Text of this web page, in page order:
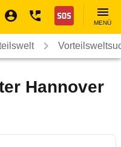
Nothilfe
MENÜ
Hannover